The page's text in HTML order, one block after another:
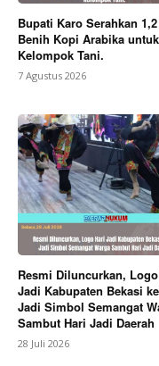
Bupati Karo Serahkan
Benih Kopi Arabika
Kelompok Tani.
7 Agustus 2026
Resmi Diluncurkan,
Jadi Kabupaten Bekasi
Jadi Simbol Semangat
Sambut Hari Jadi Daerah
28 Juli 2026